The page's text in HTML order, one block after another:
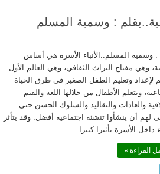
: وسمية المسلم
: وسمية المسلم..الأنباء الأسرة هي أساس
وهي مفتاح التراث الثقافي، وهي العالم الأول
لإعداد وتعليم الطفل الصغير في طرق الحياة
ويتعلم الأطفال من خلالها اللغة والقيم
والعادات والتقاليد والسلوك الحسن حتى
لهم أن ينشأوا تنشئة اجتماعية أفضل. وقد يتأثر
داخل الأسرة تأثيرا كبيرا …
القراءة »